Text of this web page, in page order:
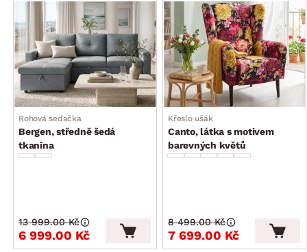
Rohová sedačka
Bergen, středně šedá
tkanina
6 999.00 Kč
13 999.00 Kč
Křeslo ušák
Canto, látka s motivem
barevných květů
7 699.00 Kč
8 499.00 Kč